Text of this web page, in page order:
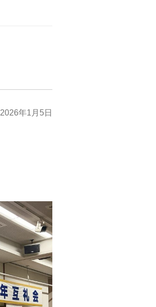
2026年1月5日